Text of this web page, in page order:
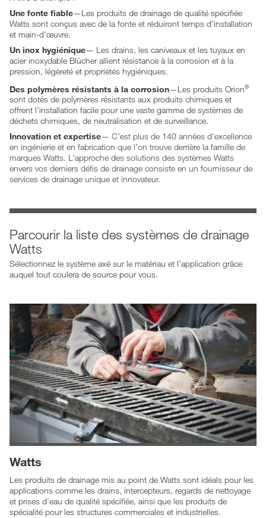
Une fonte fiable—Les produits de drainage de qualité spécifiée
Watts sont conçus avec de la fonte et réduiront temps d'installation
et main-d’œuvre.
Un inox hygiénique— Les drains, les caniveaux et les tuyaux en
acier inoxydable Blücher allient résistance à la corrosion et à la
pression, légèreté et propriétés hygiéniques.
Des polymères résistants à la corrosion—Les produits Orion®
sont dotés de polymères résistants aux produits chimiques et
offrent l’installation facile pour une vaste gamme de systèmes de
déchets chimiques, de neutralisation et de surveillance.
Innovation et expertise— C’est plus de 140 années d’excellence
en ingénierie et en fabrication que l’on trouve derrière la famille de
marques Watts. L’approche des solutions des systèmes Watts
envers vos derniers défis de drainage consiste en un fournisseur de
services de drainage unique et innovateur.
Parcourir la liste des systèmes de drainage
Watts
Sélectionnez le système axé sur le matériau et l’application grâce
auquel tout coulera de source pour vous.
Watts
Les produits de drainage mis au point de Watts sont idéals pour les
applications comme les drains, intercepteurs, regards de nettoyage
et prises d'eau de qualité spécifiée, ainsi que les produits de
spécialité pour les structures commerciales et industrielles.